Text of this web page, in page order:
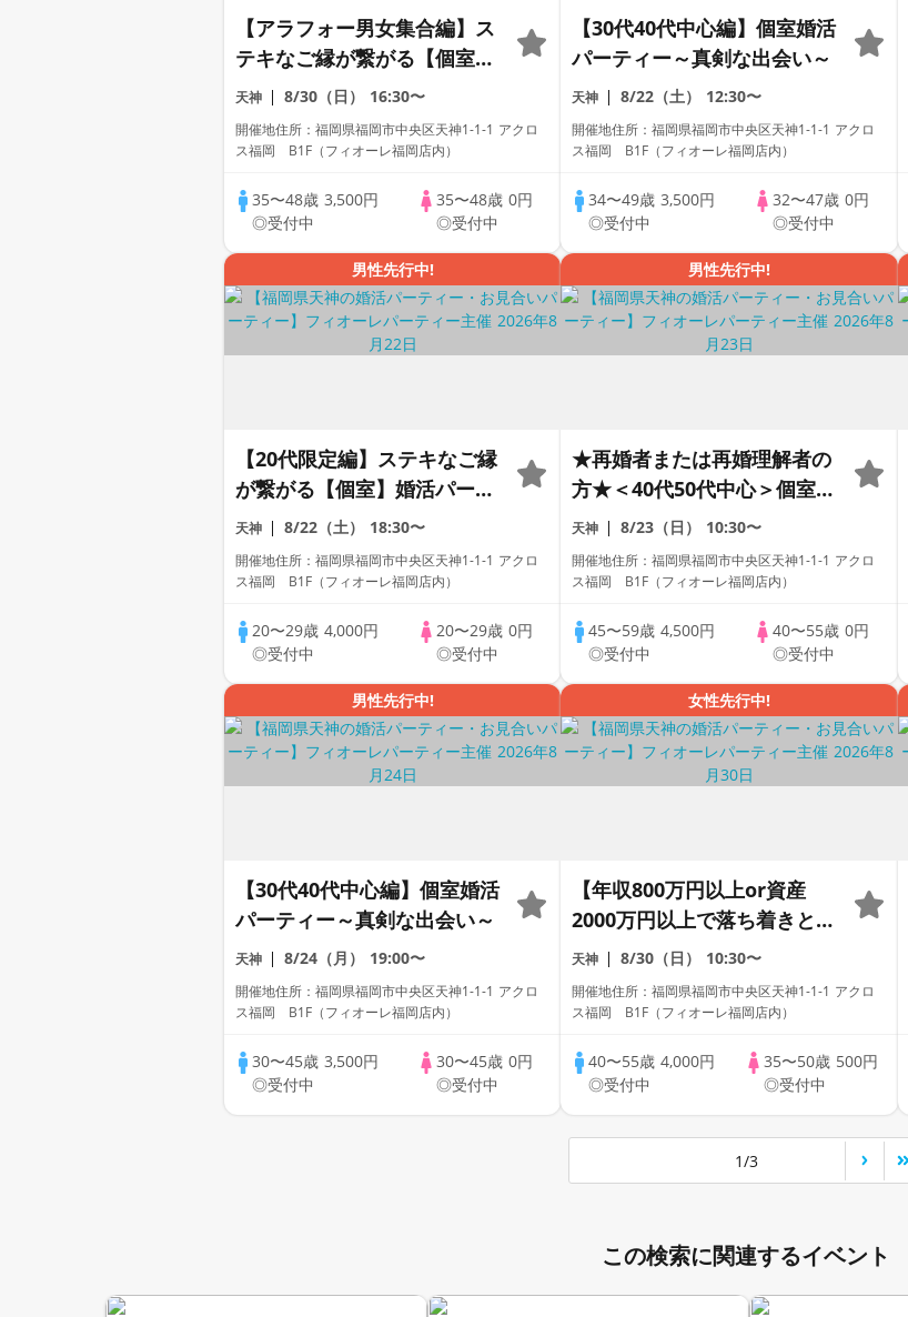
【アラフォー男女集合編】ス
テキなご縁が繋がる【個室】
婚活パーティー～真剣な出会
い～
天神 8/30（日） 16:30〜
開催地住所：福岡県福岡市中央区天神1-1-1 アクロ
ス福岡 B1F（フィオーレ福岡店内）
35〜48歳 3,500円
◎受付中
35〜48歳 0円
◎受付中
【30代40代中心編】個室婚活
パーティー～真剣な出会い～
天神 8/22（土） 12:30〜
開催地住所：福岡県福岡市中央区天神1-1-1 アクロ
ス福岡 B1F（フィオーレ福岡店内）
34〜49歳 3,500円
◎受付中
32〜47歳0円
◎受付中
男性先行中!
【20代限定編】ステキなご縁
が繋がる【個室】婚活パーテ
ィー～真剣な出会い～
天神 8/22（土） 18:30〜
開催地住所：福岡県福岡市中央区天神1-1-1 アクロ
ス福岡 B1F（フィオーレ福岡店内）
20〜29歳 4,000円
◎受付中
20〜29歳 0円
◎受付中
男性先行中!
★再婚者または再婚理解者の
方★＜40代50代中心＞個室婚
活パーティー～真剣な出会い
～
天神 8/23（日） 10:30〜
開催地住所：福岡県福岡市中央区天神1-1-1 アクロ
ス福岡 B1F（フィオーレ福岡店内）
45〜59歳 4,500円
◎受付中
40〜55歳0円
◎受付中
男性先行中!
【30代40代中心編】個室婚活
パーティー～真剣な出会い～
天神 8/24（月） 19:00〜
開催地住所：福岡県福岡市中央区天神1-1-1 アクロ
ス福岡 B1F（フィオーレ福岡店内）
30〜45歳 3,500円
◎受付中
30〜45歳 0円
◎受付中
女性先行中!
【年収800万円以上or資産
2000万円以上で落ち着きと余
裕のある】男性との出会い
♪【個室】婚活パーティー～
真剣な出会い～
天神 8/30（日） 10:30〜
開催地住所：福岡県福岡市中央区天神1-1-1 アクロ
ス福岡 B1F（フィオーレ福岡店内）
40〜55歳 4,000円
◎受付中
35〜50歳 500円
◎受付中
1/3
この検索に関連するイベント